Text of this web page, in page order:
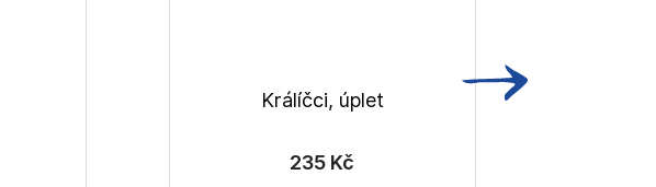
Králíčci, úplet
235 Kč